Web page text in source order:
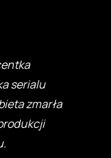
serialu
zmarła